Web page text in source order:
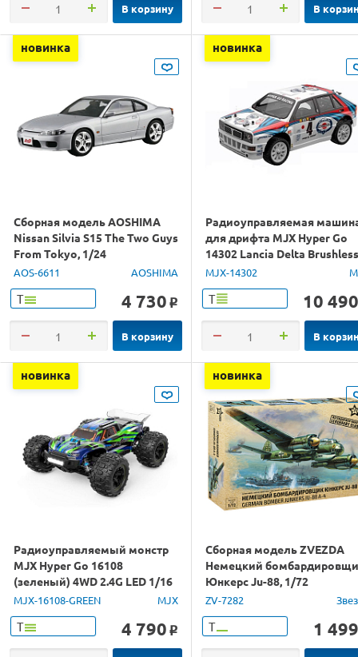
В корзину В
новинка
Сборная модель AOSHIMA
Nissan Silvia S15 The Two Guys
From Tokyo, 1/24
AOS-6611 AOSHIMA
Т 4 730 o
В корзину
новинка
Радиоуправляемая
для дрифта MJX Hyper Go
14302 Lancia Delta Brushless
4WD 2.4G LED 1/14 RTR
MJX-14302
Т 10 490
В
новинка
Радиоуправляемый монстр
MJX Hyper Go 16108
(зеленый) 4WD 2.4G LED 1/16
RTR
MJX-16108-GREEN MJX
Т 4 790 o
новинка
Сборная модель ZVEZDA
Немецкий
Юнкерс Ju-88, 1/72
ZV-7282
Т 1 499